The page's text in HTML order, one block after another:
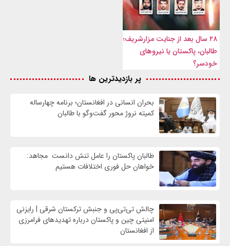
۲۸ سال بعد از جنایت مزارشریف؛
طالبان، پاکستان یا نیروهای
خودسر؟
پر بازدیدترین ها
بحران انسانی در افغانستان؛ برنامه چهار‌ساله
کمیته نروژ محور گفت‌وگو با طالبان
طالبان پاکستان را عامل تنش دانست مجاهد:
خواهان حل فوری اختلافات هستیم
چالش تی‌تی‌پی و جنبش ترکستان شرقی | رایزنی
امنیتی چین و پاکستان درباره تهدیدهای فرامرزی
از افغانستان